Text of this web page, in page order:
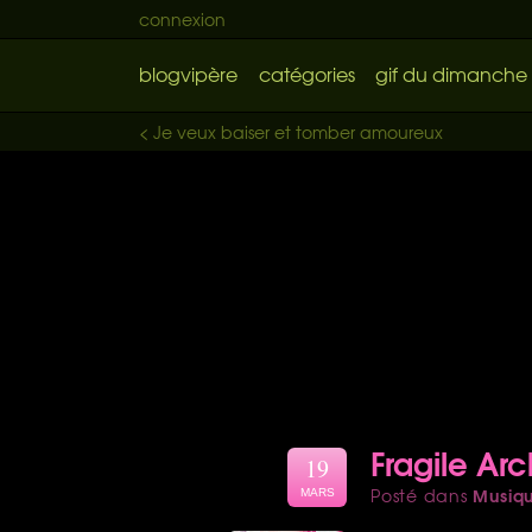
connexion
blogvipère catégories gif du dimanche
< Je veux baiser et tomber amoureux
Fragile
Posté dans
19
MARS